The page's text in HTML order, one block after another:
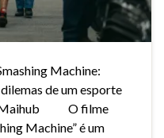
Machine:
de um esporte
Maihub O filme
Machine” é um